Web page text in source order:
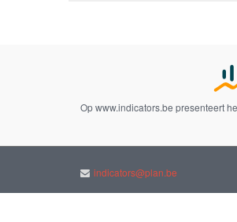
Op www.indicators.be presenteert
indicators@plan.be